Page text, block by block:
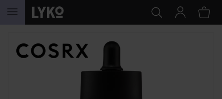
HOPPA TILL INNEHÅLLET
HOPPA ÖVER SEKTIONEN